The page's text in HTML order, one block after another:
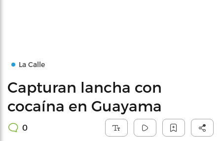
La Calle
Capturan lancha con
cocaína en Guayama
0